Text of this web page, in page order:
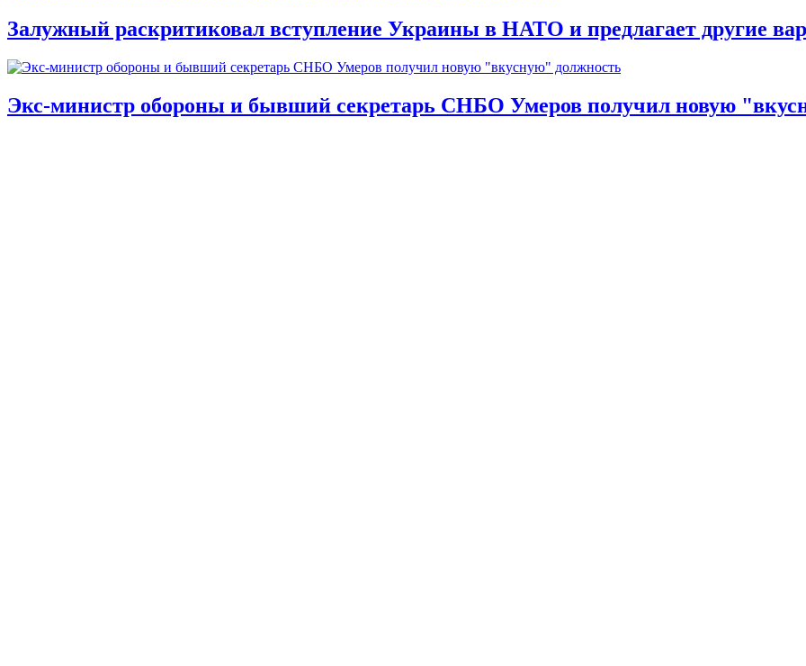
Залужный раскритиковал вступление Украины в НАТО и предлагает другие
Экс-министр обороны и бывший секретарь СНБО Умеров получил новую